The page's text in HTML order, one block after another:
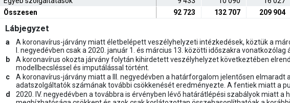
Összesen
92 723 132 707 209 904
Lábjegyzet
a
A koronavírus-járvány miatt életbelépett veszélyhelyzeti intézkedések, köztük a
I. negyedévben csak a 2020. január 1. és március 13. közötti időszakra
b
A koronavírus okozta járvány folytán kihirdetett veszélyhelyzet következtében
modellbecsléssel és imputálással történt.
c
A koronavírus-járvány miatt a III. negyedévben a határforgalom jelentősen
adatszolgáltatók számának további csökkenését eredményezte. A fentiek miatt a
d
2020. IV. negyedévben a továbbra is érvényben lévő határátlépési szabályok